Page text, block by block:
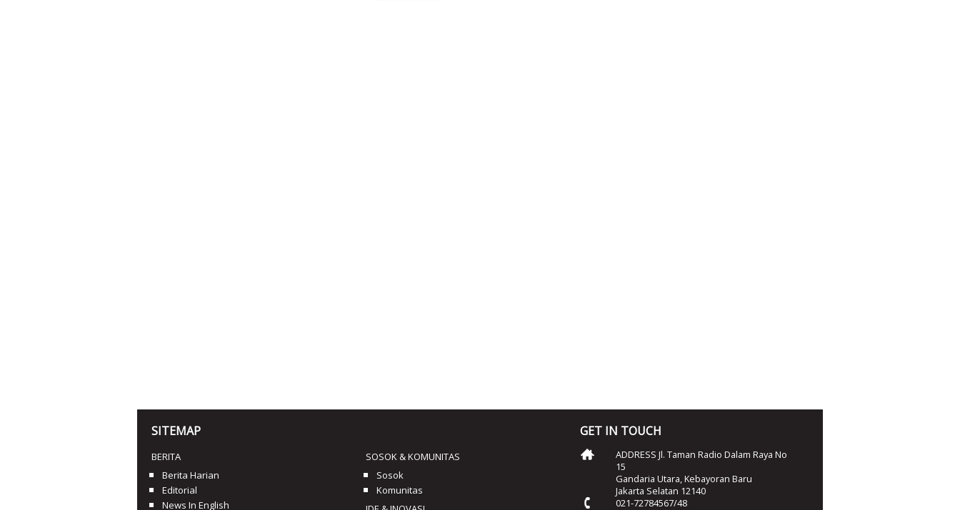
SITEMAP
BERITA
Berita Harian
Editorial
News In English
SOSOK & KOMUNITAS
Sosok
Komunitas
GET IN TOUCH
ADDRESS Jl. Taman Radio Dalam Raya No
15
Gandaria Utara, Kebayoran Baru
Jakarta Selatan 12140
021-72784567/48